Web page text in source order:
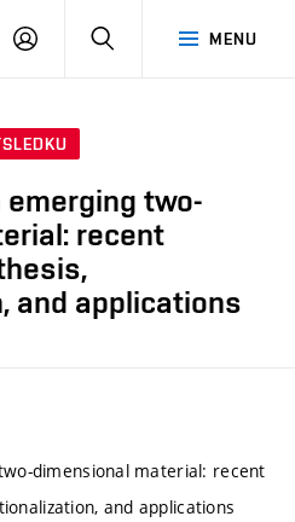
MENU
PŘIHLÁSIT
two-
recent
and applications
dimensional material: recent
and applications